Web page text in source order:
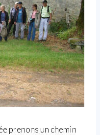
prenons un chemin